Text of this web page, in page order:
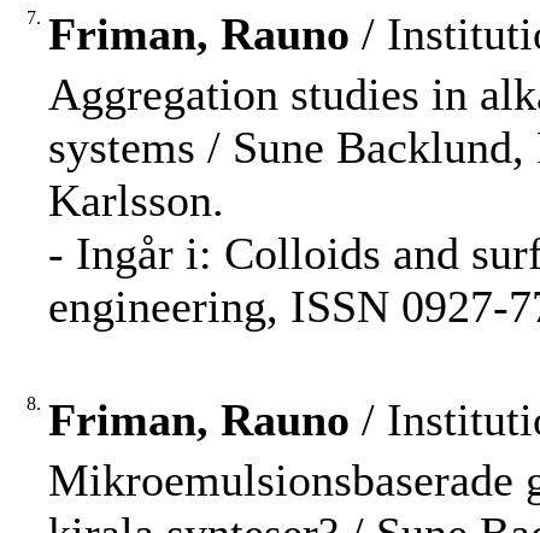
7. Friman, Rauno /
Aggregation studies in
systems / Sune
Karlsson.
- Ingår i: Colloids and
engineering, ISSN 0927-
8. Friman, Rauno /